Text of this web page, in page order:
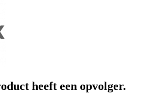
heeft een opvolger.